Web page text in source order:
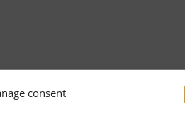
consent